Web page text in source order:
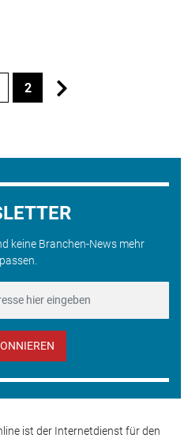
2
keine Branchen-News mehr
ist der Internetdienst für den